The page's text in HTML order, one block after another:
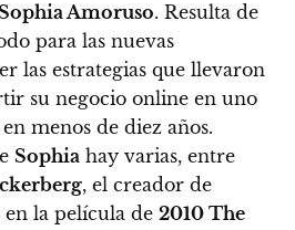
Amoruso. Resulta de
para las nuevas
las estrategias que llevaron
su negocio online en uno
menos de diez años.
Sophia hay varias, entre
, el creador de
en la película de 2010 The